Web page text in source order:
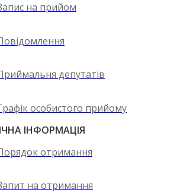
на прийом
депутатів
особистого прийому
ІНФОРМАЦІЯ
отримання
на отримання